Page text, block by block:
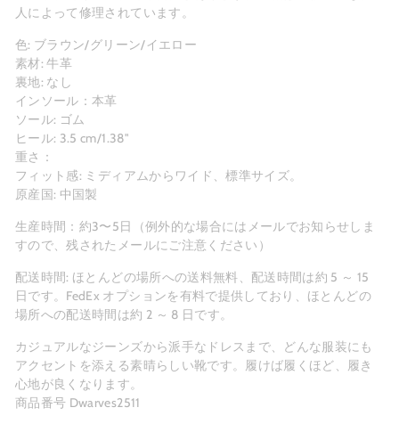
人によって修理されています。
色: ブラウン/グリーン/イエロー
素材: 牛革
裏地: なし
インソール：本革
ソール: ゴム
ヒール: 3.5 cm/1.38"
重さ：
フィット感: ミディアムからワイド、標準サイズ。
原産国: 中国製
生産時間：約3〜5日（例外的な場合にはメールでお知らせしま
すので、残されたメールにご注意ください）
配送時間: ほとんどの場所への送料無料、配送時間は約 5 ～ 15
日です。FedEx オプションを有料で提供しており、ほとんどの
場所への配送時間は約 2 ～ 8 日です。
カジュアルなジーンズから派手なドレスまで、どんな服装にも
アクセントを添える素晴らしい靴です。履けば履くほど、履き
心地が良くなります。
商品番号 Dwarves2511